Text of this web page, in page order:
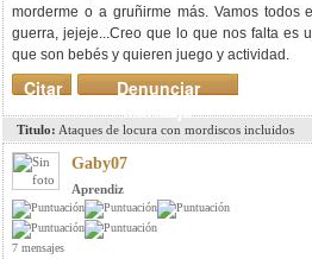
morderme o a gruñirme más. Vamos todos
guerra, jejeje...Creo que lo que nos falta es
que son bebés y quieren juego y actividad.
Denunciar
mensaje
Citar
Titulo: Ataques de locura con mordiscos incluidos
Gaby07
Aprendiz
7 mensajes